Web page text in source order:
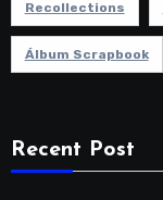
Recollections
Álbum Scrapbook
Recent Post